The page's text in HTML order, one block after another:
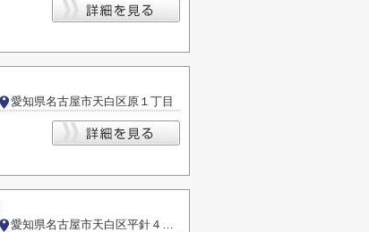
愛知県名古屋市天白区原１丁目
愛知県名古屋市天白区平針４丁目